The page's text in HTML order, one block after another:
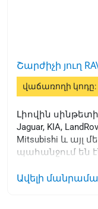
Շարժիչի յուղ
վաճառողի կոդը:
Լիովին սինթետիկ
Jaguar, KIA,
Mitsubishi և այլ
պահանջում են
Ավելի